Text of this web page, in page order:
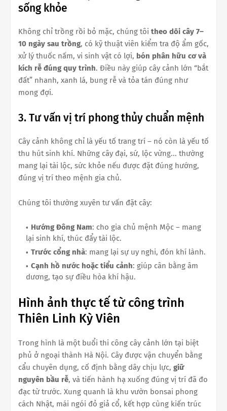
sống khỏe
Không chỉ trồng rồi bỏ mặc, chúng tôi theo dõi cây 7–
10 ngày sau trồng, có kỹ thuật viên kiểm tra độ ẩm gốc,
xử lý thuốc nấm, vi sinh vật có lợi, bón phân hữu cơ và
kích rễ đúng quy trình. Điều này giúp cây cảnh lớn “bắt
đất” nhanh, xanh lá, bung rễ và tỏa tán đúng như
mong đợi.
3. Tư vấn vị trí phong thủy chuẩn mệnh
Cây cảnh không chỉ là yếu tố trang trí – nó còn là yếu tố
thu hút sinh khí. Những cây đại, sứ, lộc vừng... thường
mang lại tài lộc, sức khỏe nếu được đặt đúng hướng,
đúng vị trí theo mệnh gia chủ.
Chúng tôi thường xuyên tư vấn đặt cây:
Hướng Đông Nam: cho gia chủ mệnh Mộc – mang
lại sinh khí, thúc đẩy tài lộc.
Trước cổng nhà: mang lại sự uy nghi, đón khí lành.
Cạnh hồ nước hoặc tiểu cảnh: giúp cân bằng âm
dương, tạo sự điều hòa khí hậu.
Hình ảnh thực tế từ công trình
Thiên Linh Kỳ Viên
Trong hình là một buổi thi công cây cảnh lớn tại biệt
phủ ở ngoại thành Hà Nội. Cây được vận chuyển bằng
cẩu chuyên dụng, cố định bằng dây chịu lực, giữ
nguyên bầu rễ, và tiến hành hạ xuống đúng vị trí đã đo
đạc từ trước. Xung quanh là khu vườn bonsai phong
cách Nhật, mái ngói đỏ giả cổ, kết hợp cùng kiến trúc